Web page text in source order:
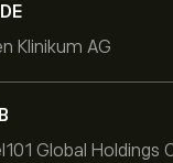
Klinikum AG
Global Holdings